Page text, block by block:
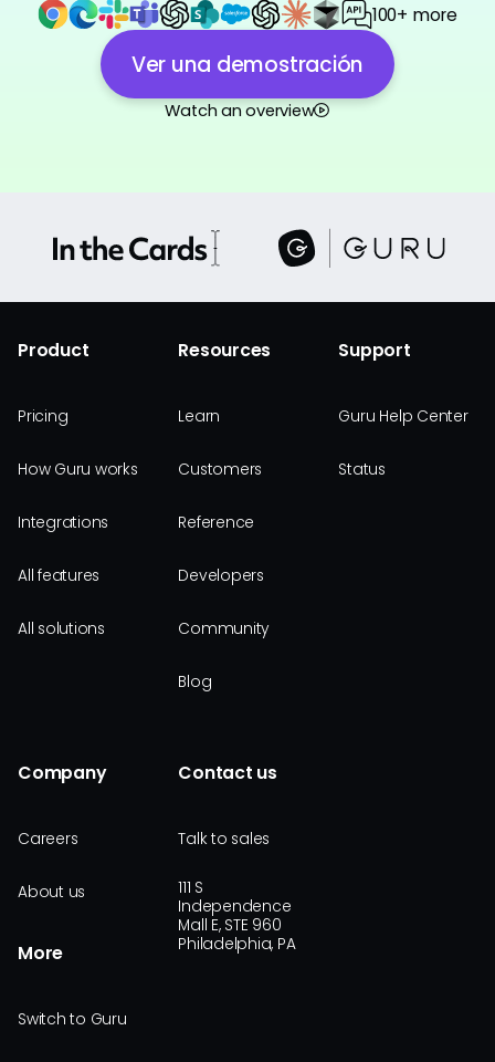
100+ more
Ver una demostración
Watch an overview
Product
Pricing
How Guru works
Integrations
All features
All solutions
Resources
Learn
Customers
Reference
Developers
Community
Blog
Support
Guru Help Center
Status
Company
Careers
About us
More
Switch to Guru
Contact us
Talk to sales
111 S
Independence
Mall E, STE 960
Philadelphia, PA